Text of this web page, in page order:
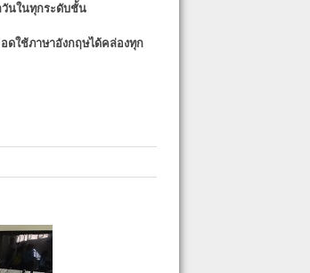
วันในทุกระดับชั้น
ดใช้ภาษาอังกฤษได้คล่องทุก